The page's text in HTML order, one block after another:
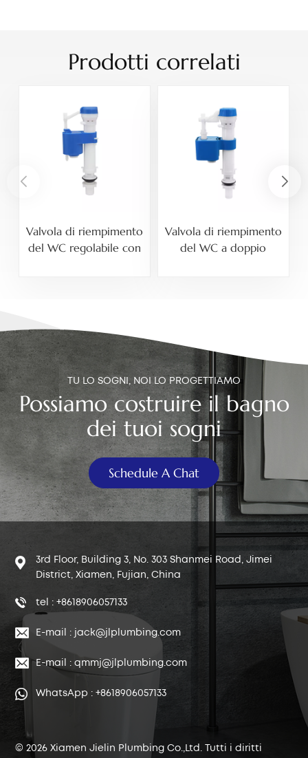
Prodotti correlati
Valvola di riempimento
del WC regolabile con
Valvola di riempimento
del WC a doppio
TU LO SOGNI, NOI LO PROGETTIAMO
Possiamo costruire il bagno
dei tuoi sogni
Schedule A Chat
3rd Floor, Building 3, No. 303 Shanmei Road, Jimei
District, Xiamen, Fujian, China
tel : +8618906057133
E-mail : jack@jlplumbing.com
E-mail : qmmj@jlplumbing.com
WhatsApp : +8618906057133
© 2026 Xiamen Jielin Plumbing Co.,Ltd. Tutti i diritti